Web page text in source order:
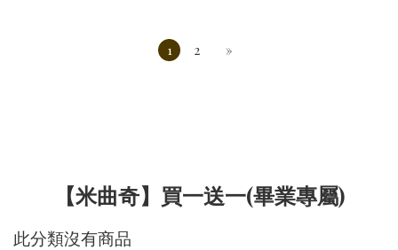
1 2 »
【米曲奇】買一送一(畢業專屬)
此分類沒有商品